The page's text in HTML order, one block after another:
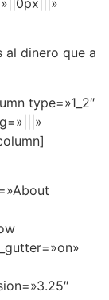
al dinero que a
type=»1_2″